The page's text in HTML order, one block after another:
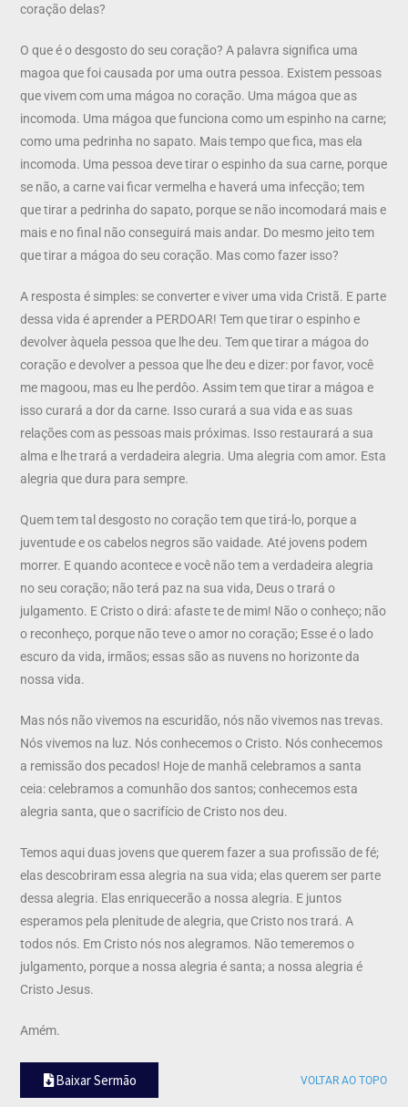
coração delas?
O que é o desgosto do seu coração? A palavra significa uma
magoa que foi causada por uma outra pessoa. Existem pessoas
que vivem com uma mágoa no coração. Uma mágoa que as
incomoda. Uma mágoa que funciona como um espinho na carne;
como uma pedrinha no sapato. Mais tempo que fica, mas ela
incomoda. Uma pessoa deve tirar o espinho da sua carne, porque
se não, a carne vai ficar vermelha e haverá uma infecção; tem
que tirar a pedrinha do sapato, porque se não incomodará mais e
mais e no final não conseguirá mais andar. Do mesmo jeito tem
que tirar a mágoa do seu coração. Mas como fazer isso?
A resposta é simples: se converter e viver uma vida Cristã. E parte
dessa vida é aprender a PERDOAR! Tem que tirar o espinho e
devolver àquela pessoa que lhe deu. Tem que tirar a mágoa do
coração e devolver a pessoa que lhe deu e dizer: por favor, você
me magoou, mas eu lhe perdôo. Assim tem que tirar a mágoa e
isso curará a dor da carne. Isso curará a sua vida e as suas
relações com as pessoas mais próximas. Isso restaurará a sua
alma e lhe trará a verdadeira alegria. Uma alegria com amor. Esta
alegria que dura para sempre.
Quem tem tal desgosto no coração tem que tirá-lo, porque a
juventude e os cabelos negros são vaidade. Até jovens podem
morrer. E quando acontece e você não tem a verdadeira alegria
no seu coração; não terá paz na sua vida, Deus o trará o
julgamento. E Cristo o dirá: afaste te de mim! Não o conheço; não
o reconheço, porque não teve o amor no coração; Esse é o lado
escuro da vida, irmãos; essas são as nuvens no horizonte da
nossa vida.
Mas nós não vivemos na escuridão, nós não vivemos nas trevas.
Nós vivemos na luz. Nós conhecemos o Cristo. Nós conhecemos
a remissão dos pecados! Hoje de manhã celebramos a santa
ceia: celebramos a comunhão dos santos; conhecemos esta
alegria santa, que o sacrifício de Cristo nos deu.
Temos aqui duas jovens que querem fazer a sua profissão de fé;
elas descobriram essa alegria na sua vida; elas querem ser parte
dessa alegria. Elas enriquecerão a nossa alegria. E juntos
esperamos pela plenitude de alegria, que Cristo nos trará. A
todos nós. Em Cristo nós nos alegramos. Não temeremos o
julgamento, porque a nossa alegria é santa; a nossa alegria é
Cristo Jesus.
Amém.
Baixar Sermão VOLTAR AO TOPO